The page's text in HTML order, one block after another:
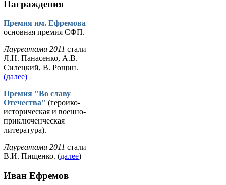
Награждения
Премия им. Ефремова
основная премия СФП.
Лауреатами 2011 стали
Л.Н. Панасенко, А.В.
Силецкий, В. Рощин.
(далее)
Премия "Во славу
Отечества" (героико-
историческая и военно-
приключенческая
литература).
Лауреатами 2011 стали
В.И. Пищенко. (далее)
Иван Ефремов